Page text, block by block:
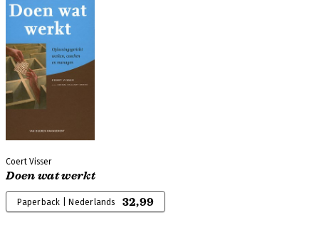
Coert Visser
Doen wat werkt
Paperback | Nederlands 32,99